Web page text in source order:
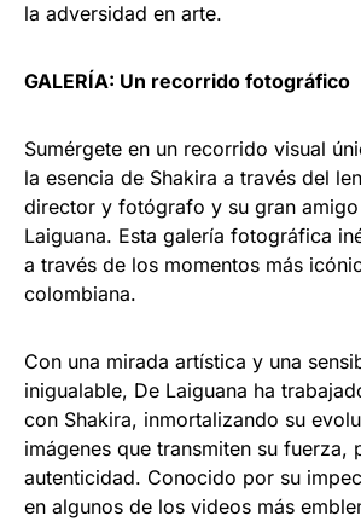
la adversidad en arte.
GALERÍA: Un recorrido fotográfico
Sumérgete en un recorrido visual
la esencia de Shakira a través del
director y fotógrafo y su gran
Laiguana. Esta galería fotográfica
a través de los momentos más
colombiana.
Con una mirada artística y una
inigualable, De Laiguana ha
con Shakira, inmortalizando su
imágenes que transmiten su fuerza,
autenticidad. Conocido por su
en algunos de los videos más